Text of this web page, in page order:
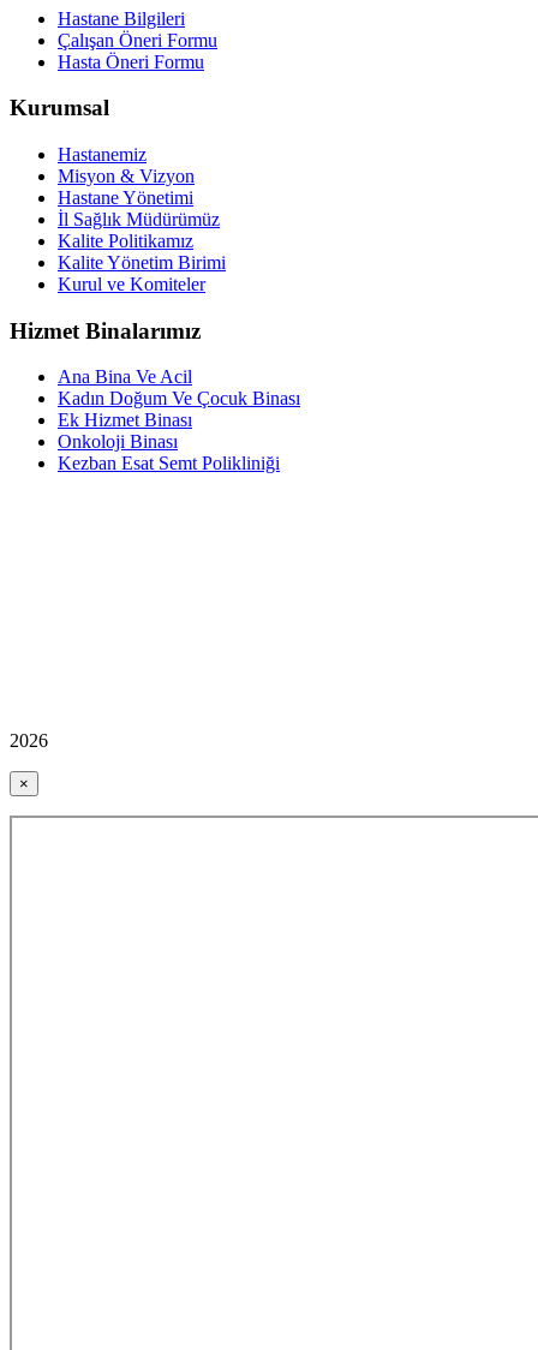
Hastane Bilgileri
Çalışan Öneri Formu
Hasta Öneri Formu
Kurumsal
Hastanemiz
Misyon & Vizyon
Hastane Yönetimi
İl Sağlık Müdürümüz
Kalite Politikamız
Kalite Yönetim Birimi
Kurul ve Komiteler
Hizmet Binalarımız
Ana Bina Ve Acil
Kadın Doğum Ve Çocuk Binası
Ek Hizmet Binası
Onkoloji Binası
Kezban Esat Semt Polikliniği
2026
×